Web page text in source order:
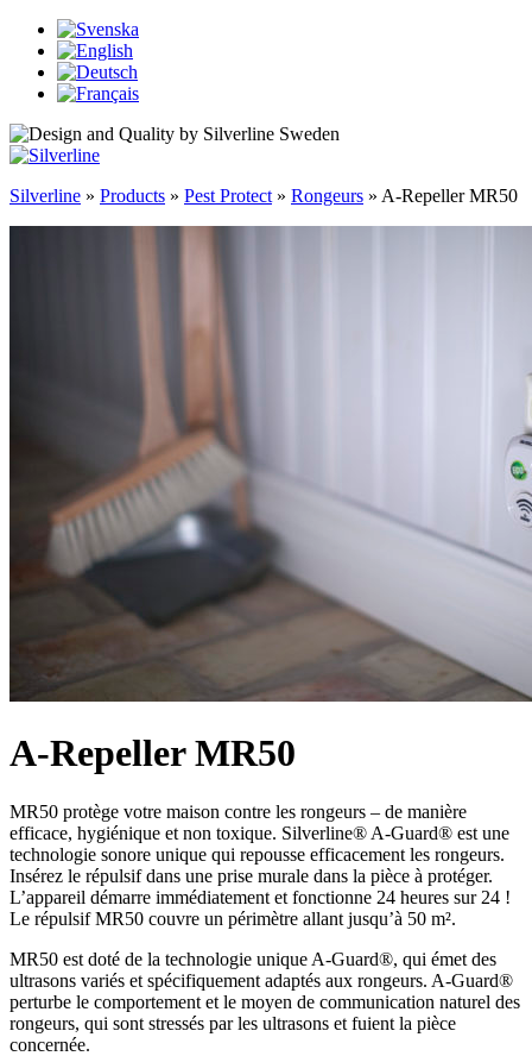
Silverline » Products » Pest Protect » Rongeurs » A-Repeller MR50
A-Repeller MR50
MR50 protège votre maison contre les rongeurs – de manière
efficace, hygiénique et non toxique. Silverline® A-Guard® est une
technologie sonore unique qui repousse efficacement les rongeurs.
Insérez le répulsif dans une prise murale dans la pièce à protéger.
L’appareil démarre immédiatement et fonctionne 24 heures sur 24 !
Le répulsif MR50 couvre un périmètre allant jusqu’à 50 m².
MR50 est doté de la technologie unique A-Guard®, qui émet des
ultrasons variés et spécifiquement adaptés aux rongeurs. A-Guard®
perturbe le comportement et le moyen de communication naturel des
rongeurs, qui sont stressés par les ultrasons et fuient la pièce
concernée.